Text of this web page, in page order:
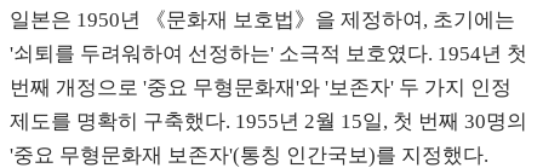
일본은 1950년 《문화재 보호법》을 제정하여, 초기에는
'쇠퇴를 두려워하여 선정하는' 소극적 보호였다. 1954년 첫
번째 개정으로 '중요 무형문화재'와 '보존자' 두 가지 인정
제도를 명확히 구축했다. 1955년 2월 15일, 첫 번째 30명의
'중요 무형문화재 보존자'(통칭 인간국보)를 지정했다.